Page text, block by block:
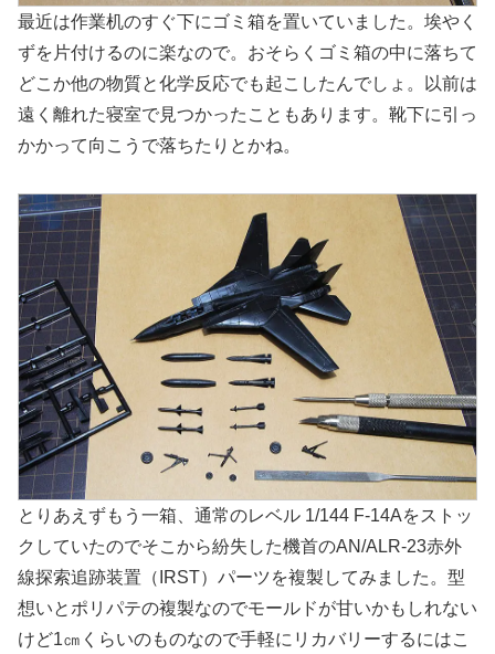
最近は作業机のすぐ下にゴミ箱を置いていました。埃やく
ずを片付けるのに楽なので。おそらくゴミ箱の中に落ちて
どこか他の物質と化学反応でも起こしたんでしょ。以前は
遠く離れた寝室で見つかったこともあります。靴下に引っ
かかって向こうで落ちたりとかね。
とりあえずもう一箱、通常のレベル 1/144 F-14Aをストッ
クしていたのでそこから紛失した機首のAN/ALR-23赤外
線探索追跡装置（IRST）パーツを複製してみました。型
想いとポリパテの複製なのでモールドが甘いかもしれない
けど1㎝くらいのものなので手軽にリカバリーするにはこ